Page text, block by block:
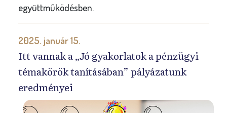
együttműködésben.
2025. január 15.
Itt vannak a „Jó gyakorlatok a pénzügyi
témakörök tanításában” pályázatunk
eredményei